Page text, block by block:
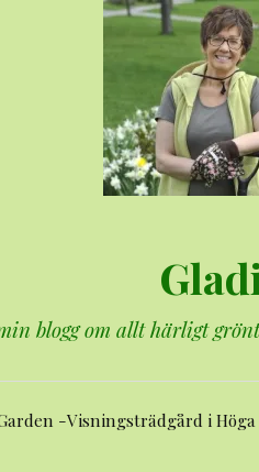
blogg om allt härligt
-Visningsträdgård i